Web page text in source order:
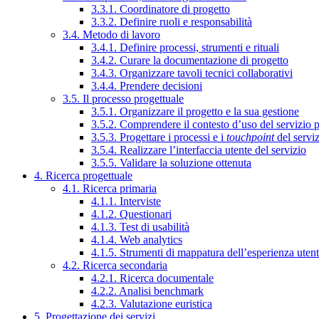
3.3.1. Coordinatore di progetto
3.3.2. Definire ruoli e responsabilità
3.4. Metodo di lavoro
3.4.1. Definire processi, strumenti e rituali
3.4.2. Curare la documentazione di progetto
3.4.3. Organizzare tavoli tecnici collaborativi
3.4.4. Prendere decisioni
3.5. Il processo progettuale
3.5.1. Organizzare il progetto e la sua gestione
3.5.2. Comprendere il contesto d’uso del servizio
3.5.3. Progettare i processi e i touchpointdel
3.5.4. Realizzare l’interfaccia utente del servizio
3.5.5. Validare la soluzione ottenuta
4. Ricerca progettuale
4.1. Ricerca primaria
4.1.1. Interviste
4.1.2. Questionari
4.1.3. Test di usabilità
4.1.4. Web analytics
4.1.5. Strumenti di mappatura dell’esperienza
4.2. Ricerca secondaria
4.2.1. Ricerca documentale
4.2.2. Analisi benchmark
4.2.3. Valutazione euristica
5. Progettazione dei servizi